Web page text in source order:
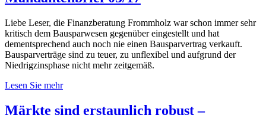
Liebe Leser, die Finanzberatung Frommholz war schon immer sehr
kritisch dem Bausparwesen gegenüber eingestellt und hat
dementsprechend auch noch nie einen Bausparvertrag verkauft.
Bausparverträge sind zu teuer, zu unflexibel und aufgrund der
Niedrigzinsphase nicht mehr zeitgemäß.
Lesen Sie mehr
Märkte sind erstaunlich robust –